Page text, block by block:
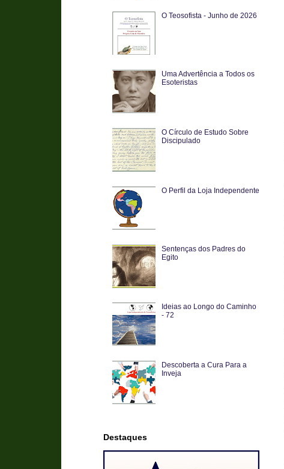
O Teosofista - Junho de 2026
Uma Advertência a Todos os
Esoteristas
O Círculo de Estudo Sobre
Discipulado
O Perfil da Loja Independente
Sentenças dos Padres do
Egito
Ideias ao Longo do Caminho
- 72
Descoberta a Cura Para a
Inveja
Destaques